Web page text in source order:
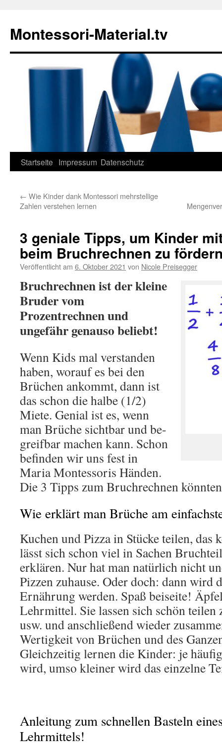
springen
Montessori-Material.tv
Startseite Impressum Datenschutz
← Wie Kinder dank Montessori mehrstellige
Zahlen verstehen lernen
3 geniale Tipps, um Kinder
beim Bruchrechnen zu
Veröffentlicht am 6. Oktober 2021 von Nicole Preisegger
Bruchrechnen ist der kleine
Bruder vom
Prozentrechnen und
ungefähr genauso beliebt!
Wenn Kids mal verstanden
haben, worauf es bei den
Brüchen ankommt, dann ist
das schon die halbe (1/2)
Miete. Genial ist es, wenn
man Brüche sichtbar und be-
greifbar machen kann. Schon
befinden wir uns fest in
Maria Montessoris Händen.
Die 3 Tipps zum Bruchrechnen
Wie erklärt man Brüche am
Kuchen und Pizza in Stücke teilen, das
lässt sich schon viel in Sachen
erklären. Nur hat man natürlich nicht
Pizzen zuhause. Oder doch: dann wird
Ernährung werden. Spaß beiseite!
Lehrmittel. Sie lassen sich schön
usw. und anschließend wieder
Wertigkeit von Brüchen und des
Gleichzeitig lernen die Kinder: je
wird, umso kleiner wird das einzelne
Anleitung zum schnellen Basteln
Lehrmittels!